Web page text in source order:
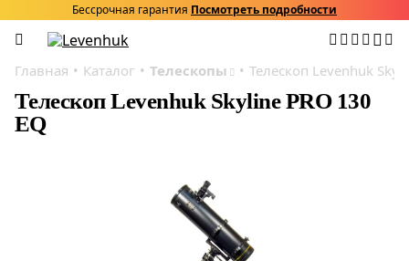
Бессрочная гарантия Посмотреть подробности
Главная Каталог Телескопы Телескоп Levenhuk
Телескоп Levenhuk Skyline PRO 130
EQ